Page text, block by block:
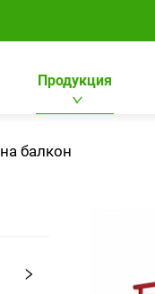
Продукция
балкон